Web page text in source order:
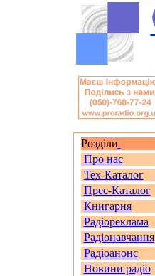
Розділи
Про нас
Тех-Каталог
Прес-Каталог
Книгарня
Радіореклама
Радіонавчання
Радіоанонс
Новини радіо